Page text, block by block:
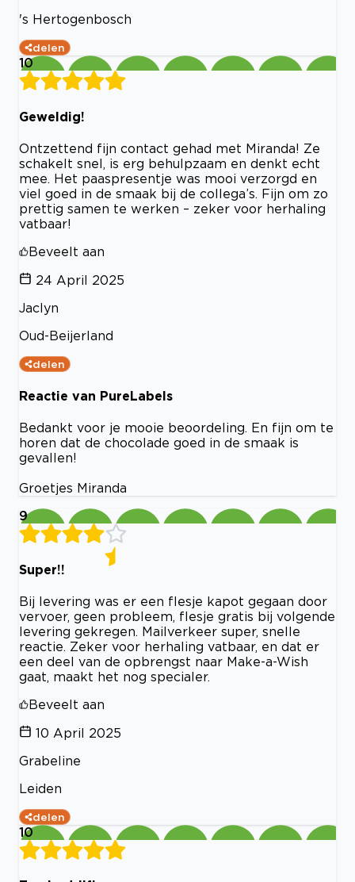
's Hertogenbosch
delen
10
Geweldig!
Ontzettend fijn contact gehad met Miranda! Ze
schakelt snel, is erg behulpzaam en denkt echt
mee. Het paaspresentje was mooi verzorgd en
viel goed in de smaak bij de collega’s. Fijn om zo
prettig samen te werken – zeker voor herhaling
vatbaar!
Beveelt aan
24 April 2025
Jaclyn
Oud-Beijerland
delen
Reactie van PureLabels
Bedankt voor je mooie beoordeling. En fijn om te
horen dat de chocolade goed in de smaak is
gevallen!
Groetjes Miranda
9
Super!!
Bij levering was er een flesje kapot gegaan door
vervoer, geen probleem, flesje gratis bij volgende
levering gekregen. Mailverkeer super, snelle
reactie. Zeker voor herhaling vatbaar, en dat er
een deel van de opbrengst naar Make-a-Wish
gaat, maakt het nog specialer.
Beveelt aan
10 April 2025
Grabeline
Leiden
delen
10